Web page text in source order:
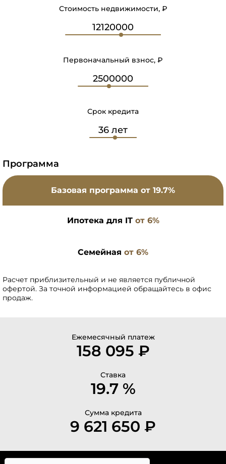
Стоимость недвижимости, ₽
Первоначальный взнос, ₽
Срок кредита
Программа
Базовая программа от 19.7%
Ипотека для IT от 6%
Семейная от 6%
Расчет приблизительный и не является публичной
офертой. За точной информацией обращайтесь в офис
продаж.
Ежемесячный платеж
158 095 ₽
Ставка
19.7 %
Сумма кредита
9 621 650 ₽